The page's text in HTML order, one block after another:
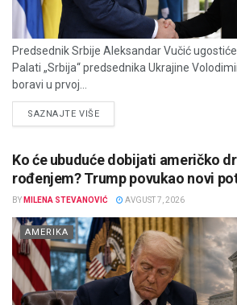
Predsednik Srbije Aleksandar Vučić
Palati „Srbija“ predsednika Ukrajine
boravi u prvoj...
SAZNAJTE VIŠEDETAILS
Ko će ubuduće dobijati američko
rođenjem? Trump povukao novi
BY MILENA STEVANOVIĆ AVGUST 7, 2026
AMERIKA